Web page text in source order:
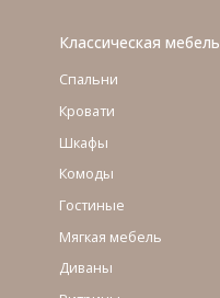
Классическая мебель
Спальни
Кровати
Шкафы
Комоды
Гостиные
Мягкая мебель
Диваны